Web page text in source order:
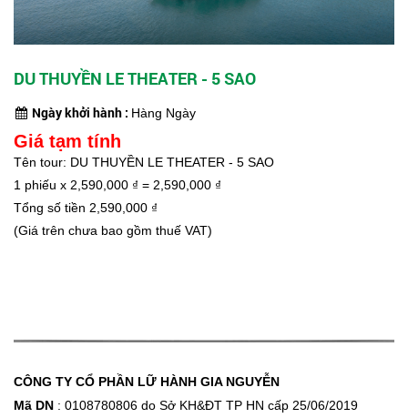
DU THUYỀN LE THEATER - 5 SAO
Ngày khởi hành : Hàng Ngày
Giá tạm tính
Tên tour: DU THUYỀN LE THEATER - 5 SAO
1 phiếu x 2,590,000 ₫ = 2,590,000 ₫
Tổng số tiền 2,590,000 ₫
(Giá trên chưa bao gồm thuế VAT)
CÔNG TY CỔ PHẦN LỮ HÀNH GIA NGUYỄN
Mã DN : 0108780806 do Sở KH&ĐT TP HN cấp 25/06/2019